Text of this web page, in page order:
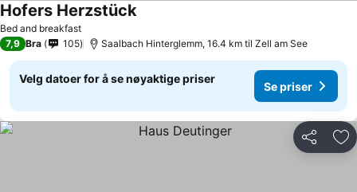
Bed and breakfast
Hofers Herzstück
7,9 Bra 105 Saalbach Hinterglemm, 16.4 km til Zell am See
Velg datoer for å se nøyaktige priser
Se priser
Del